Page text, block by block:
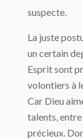
suspecte.
La juste
un certain
Esprit sont
volontiers à
Car Dieu
talents,
précieux.